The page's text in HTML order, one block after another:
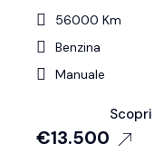
56000 Km
Benzina
Manuale
€13.500